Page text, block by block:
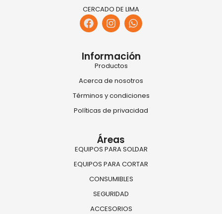
CERCADO DE LIMA
Información
Productos
Acerca de nosotros
Términos y condiciones
Políticas de privacidad
Áreas
EQUIPOS PARA SOLDAR
EQUIPOS PARA CORTAR
CONSUMIBLES
SEGURIDAD
ACCESORIOS